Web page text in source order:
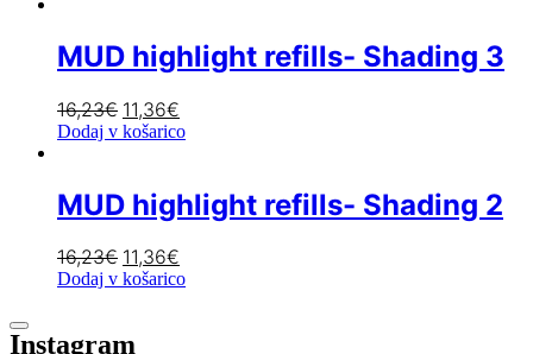
MUD highlight refills- Shading 3
16,23€ 11,36€
Dodaj v košarico
MUD highlight refills- Shading 2
16,23€ 11,36€
Dodaj v košarico
Instagram